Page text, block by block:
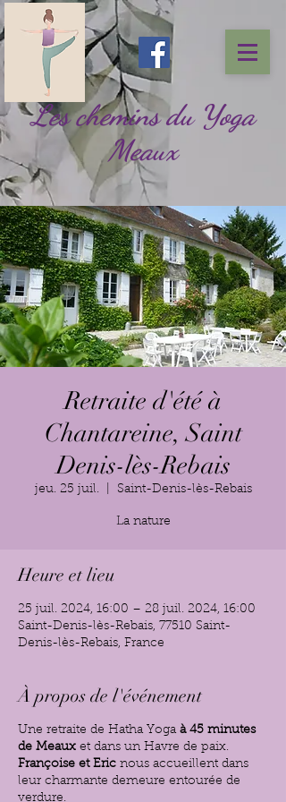
Les chemins du Yoga
Meaux
Retraite d'été à
Chantareine, Saint
Denis-lès-Rebais
jeu. 25 juil. Saint-Denis-lès-Rebais
Heure et lieu
25 juil. 2024, 16:00 – 28 juil. 2024, 16:00
Saint-Denis-lès-Rebais, 77510 Saint-
Denis-lès-Rebais, France
À propos de l'événement
Une retraite de Hatha Yogaà 45 minutes
de Meaux et dans un Havre de paix.
Françoise et Eric nous accueillent dans
leur charmante demeure entourée de
verdure.